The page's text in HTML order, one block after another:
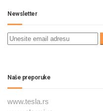
Newsletter
Naše preporuke
www.tesla.rs